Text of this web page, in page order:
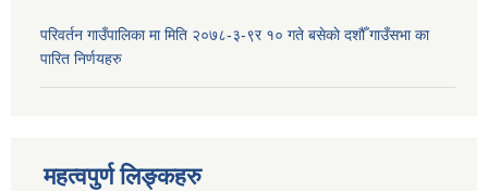
परिवर्तन गाउँपालिका मा मिति २०७८-३-९र १० गते बसेकाे दशौँ गाउँसभा का
पारित निर्णयहरु
महत्वपुर्ण लिङ्कहरु